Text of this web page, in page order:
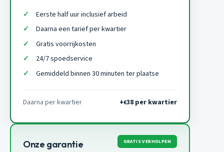
Eerste half uur inclusief arbeid
Daarna een tarief per kwartier
Gratis voorrijkosten
24/7 spoedservice
Gemiddeld binnen 30 minuten ter plaatse
Daarna per kwartier +€38 per kwartier
Onze garantie GRATIS VERHOLPEN